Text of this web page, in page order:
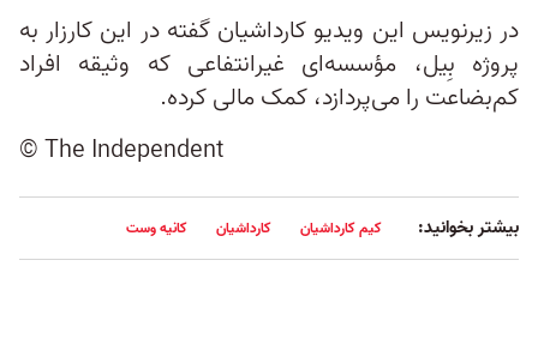
در زیرنویس این ویدیو کارداشیان گفته در این کارزار به
پروژه بِیل، مؤسسه‌ای غیرانتفاعی که وثیقه افراد
کم‌بضاعت را می‌پردازد، کمک مالی کرده.
© The Independent
بیشتر بخوانید: کیم کارداشیان کارداشیان کانیه وست